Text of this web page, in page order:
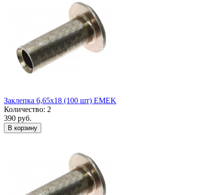
Заклепка 6,65x18 (100 шт) EMEK
Количество: 2
390 руб.
В корзину